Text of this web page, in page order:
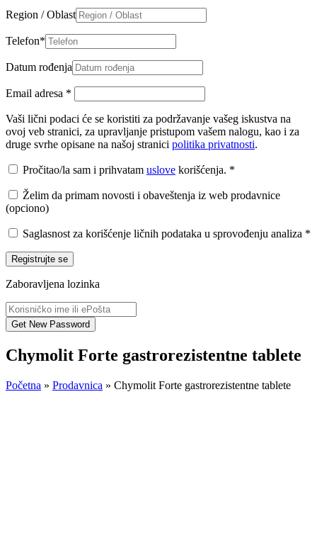
Region / Oblast
Telefon*
Datum rođenja
Email adresa *
Vaši lični podaci će se koristiti za podržavanje vašeg iskustva na
ovoj veb stranici, za upravljanje pristupom vašem nalogu, kao i za
druge svrhe opisane na našoj stranici politika privatnosti.
Pročitao/la sam i prihvatam uslove korišćenja. *
Želim da primam novosti i obaveštenja iz web prodavnice
(opciono)
Saglasnost za korišćenje ličnih podataka u sprovođenju analiza *
Registrujte se
Zaboravljena lozinka
Chymolit Forte gastrorezistentne tablete
Početna » Prodavnica » Chymolit Forte gastrorezistentne tablete